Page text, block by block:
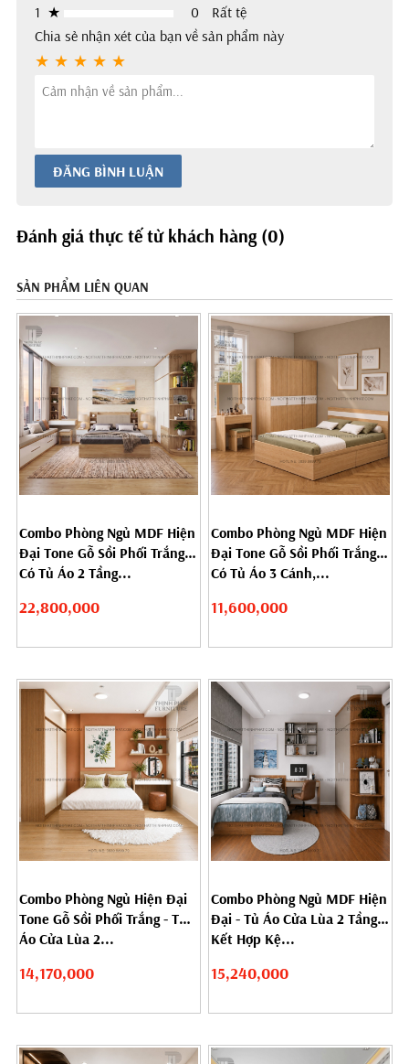
1 ★ 0
Rất tệ
Chia sẻ nhận xét của bạn về sản phẩm này
ĐĂNG BÌNH LUẬN
Đánh giá thực tế từ khách hàng (0)
SẢN PHẨM LIÊN QUAN
Combo Phòng Ngủ MDF Hiện
Đại Tone Gỗ Sồi Phối Trắng
Có Tủ Áo 2 Tầng...
22,800,000
Combo Phòng Ngủ MDF Hiện
Đại Tone Gỗ Sồi Phối Trắng
Có Tủ Áo 3 Cánh,...
11,600,000
Combo Phòng Ngủ Hiện Đại
Tone Gỗ Sồi Phối Trắng - Tủ
Áo Cửa Lùa 2...
14,170,000
Combo Phòng Ngủ MDF Hiện
Đại - Tủ Áo Cửa Lùa 2 Tầng
Kết Hợp Kệ...
15,240,000